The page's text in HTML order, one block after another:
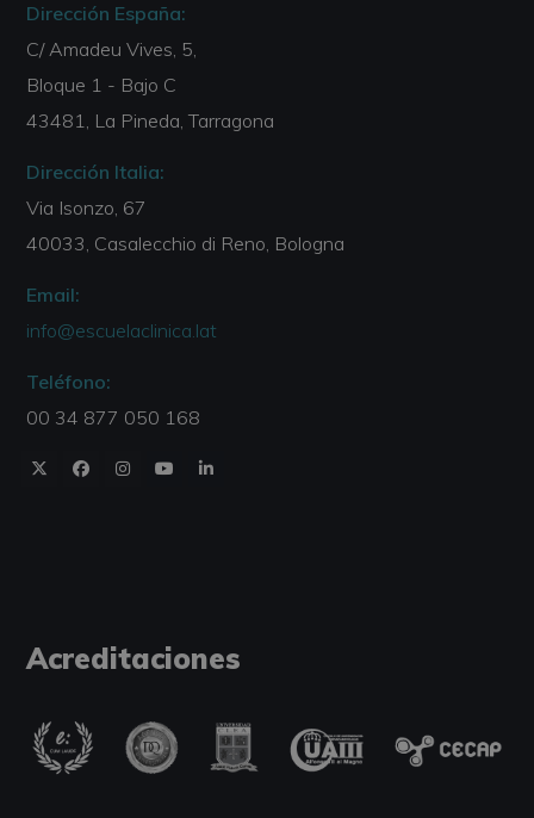
Dirección España:
C/ Amadeu Vives, 5,
Bloque 1 - Bajo C
43481, La Pineda, Tarragona
Dirección Italia:
Via Isonzo, 67
40033, Casalecchio di Reno, Bologna
Email:
info@escuelaclinica.lat
Teléfono:
00 34 877 050 168
Acreditaciones